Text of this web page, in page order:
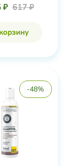
₽ 617 ₽
-48%